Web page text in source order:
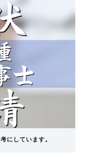
にしています。